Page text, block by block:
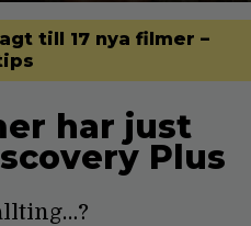
till 17 nya filmer –
har just
Plus